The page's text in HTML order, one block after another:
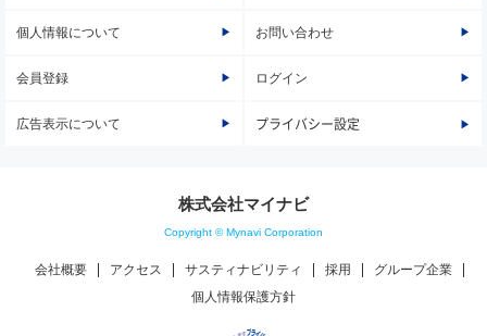
個人情報について お問い合わせ
会員登録 ログイン
広告表示について プライバシー設定
株式会社マイナビ
Copyright © Mynavi Corporation
会社概要 アクセス サスティナビリティ 採用
グループ企業
個人情報保護方針